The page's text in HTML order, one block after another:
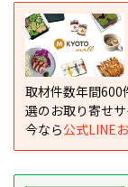
取材件数年間600
選のお取り寄せサ
今なら公式LINE